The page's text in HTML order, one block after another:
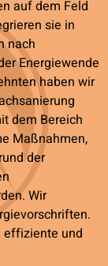
auf dem Feld
sie in
nach
Energiewende
haben wir
dem Bereich
Maßnahmen,
der
Wir
effiziente und